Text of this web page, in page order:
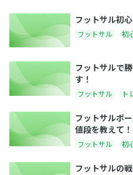
フットサル初
フットサル 初
フットサルで
す！
フットサル ト
フットサルボ
値段を教えて！
フットサル 初
フットサルの